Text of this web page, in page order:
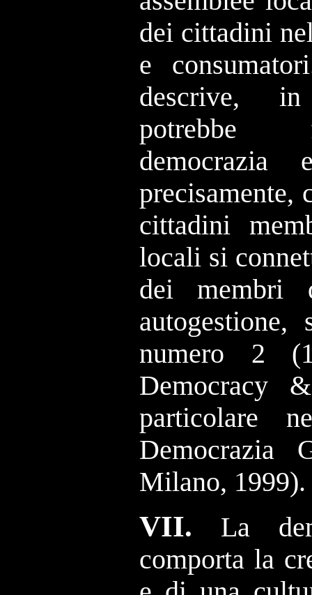
dei cittadini
e
descrive,
potrebbe
democrazia
precisamente,
cittadini
locali si
dei membri
numero 2
Democracy
particolare
Democrazia
Milano, 1999).
VII.
La
comporta la